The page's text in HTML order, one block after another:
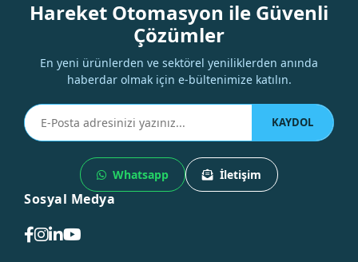
Hareket Otomasyon ile Güvenli
Çözümler
En yeni ürünlerden ve sektörel yeniliklerden anında
haberdar olmak için e-bültenimize katılın.
KAYDOL
Whatsapp İletişim
Sosyal Medya